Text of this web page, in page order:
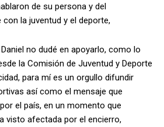
de su persona y del
la juventud y el deporte,
no dudé en apoyarlo, como lo
la Comisión de Juventud y Deporte
para mí es un orgullo difundir
así como el mensaje que
el país, en un momento que
visto afectada por el encierro,